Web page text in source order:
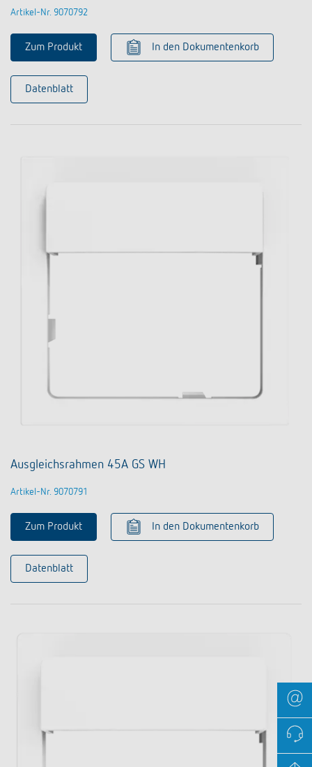
Artikel-Nr. 9070792
Zum Produkt In den Dokumentenkorb
Datenblatt
Ausgleichsrahmen 45A GS WH
Artikel-Nr. 9070791
Zum Produkt In den Dokumentenkorb
Datenblatt